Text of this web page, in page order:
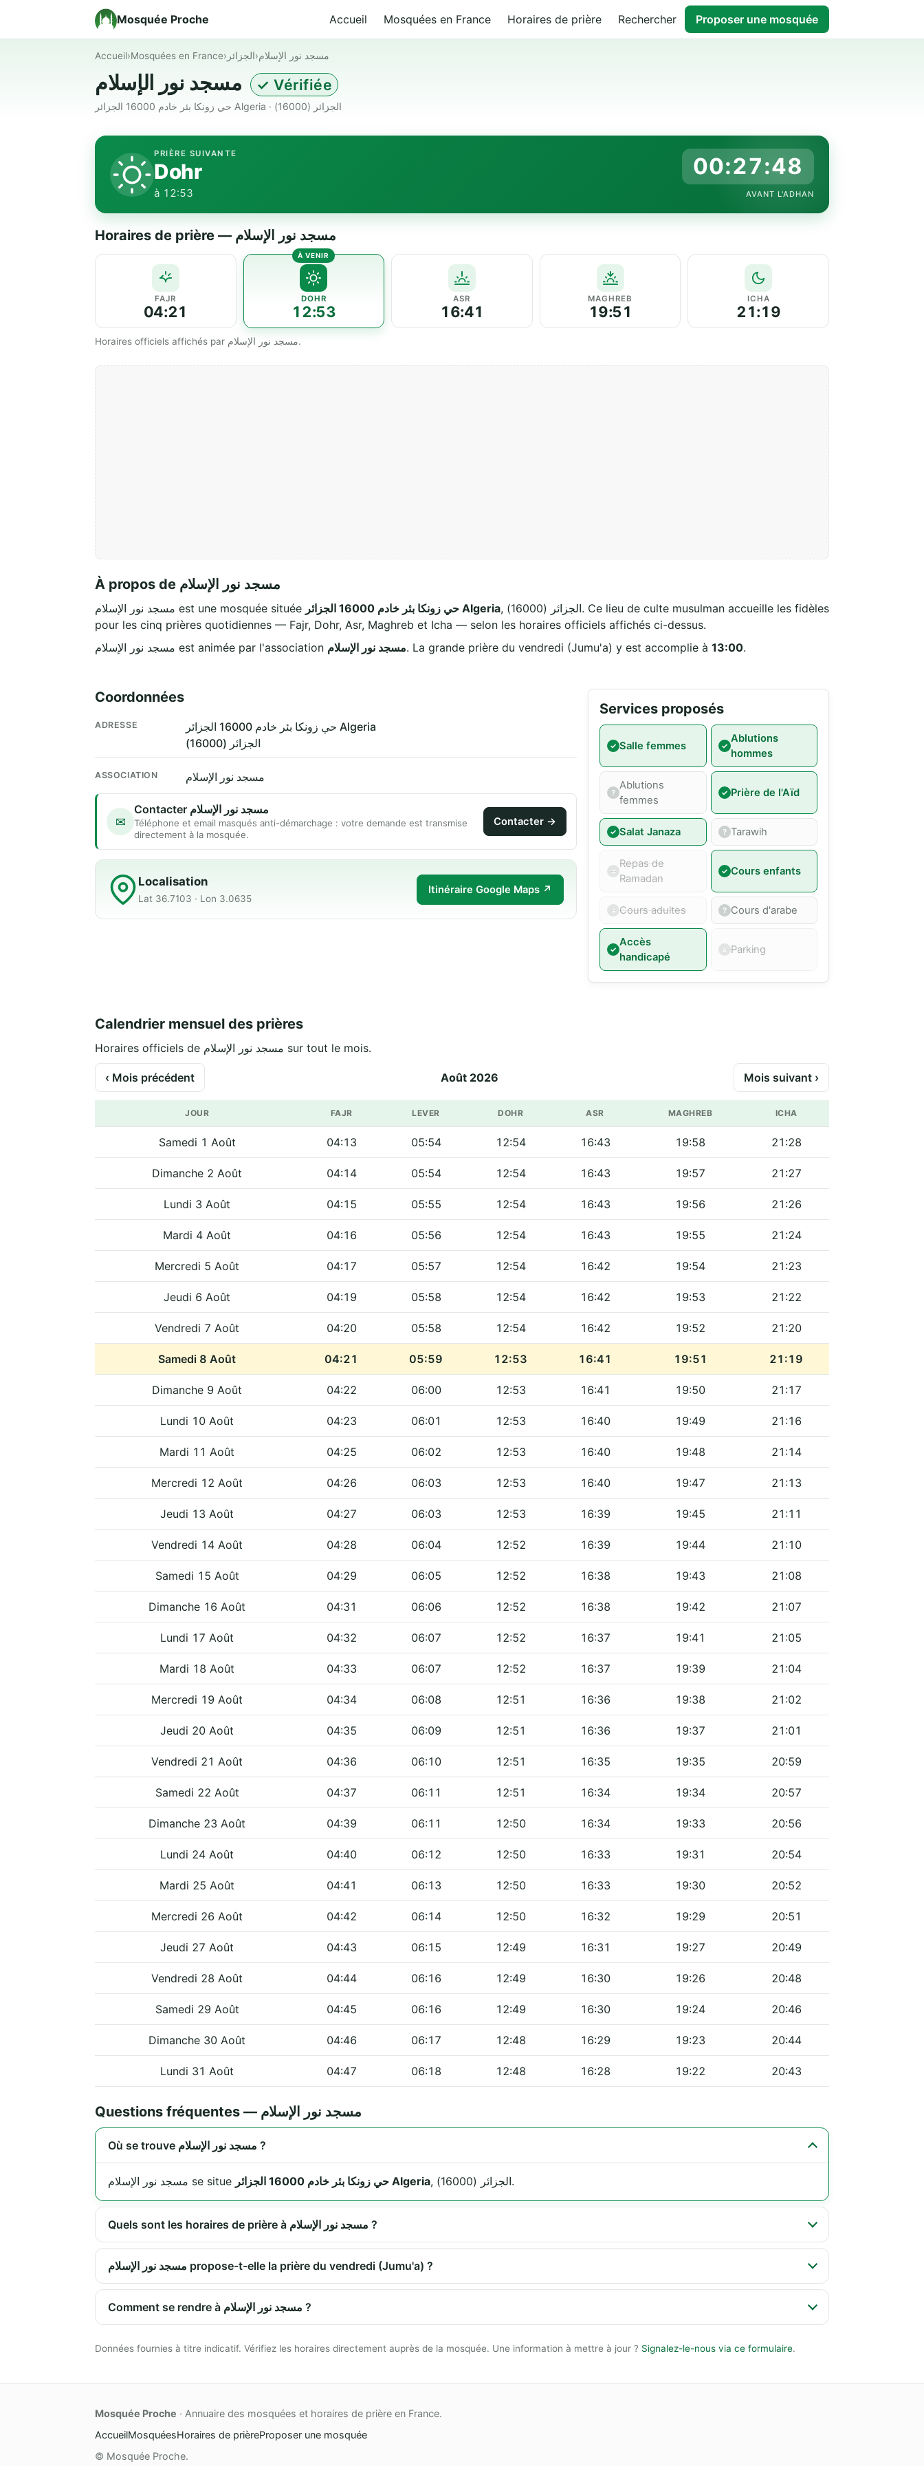
Mosquée Proche Accueil Mosquées en France Horaires de prière Rechercher Proposer une mosquée
Accueil›Mosquées en France› الجزائر›مسجد نور الإسلام
✓ Vérifiée
حي زونكا بئر خادم 16000 الجزائر Algeria · الجزائر (16000)
PRIÈRE SUIVANTE
Dohr
à 12:53
00:27:47
AVANT L'ADHAN
Horaires de prière — مسجد نور الإسلام
FAJR
04:21
DOHR
12:53
ASR
16:41
MAGHREB
19:51
ICHA
21:19
Horaires officiels affichés par مسجد نور الإسلام.
À propos de مسجد نور الإسلام
مسجد نور الإسلام est une mosquée située حي زونكا بئر خادم 16000 الجزائر Algeria, الجزائر (16000). Ce lieu de culte musulman accueille les fidèles
pour les cinq prières quotidiennes — Fajr, Dohr, Asr, Maghreb et Icha — selon les horaires officiels affichés ci-dessus.
مسجد نور الإسلام est animée par l'association مسجد نور الإسلام. La grande prière du vendredi (Jumu'a) y est accomplie à 13:00.
Coordonnées
ADRESSE
حي زونكا بئر خادم 16000 الجزائر Algeria
الجزائر (16000)
ASSOCIATION مسجد نور الإسلام
✉
Contacter مسجد نور الإسلام
Téléphone et email masqués anti-démarchage : votre demande est transmise
directement à la mosquée.
Contacter →
Localisation
Lat 36.7103 · Lon 3.0635
Itinéraire Google Maps ↗
Services proposés
Salle femmes
Ablutions
hommes
Ablutions
femmes
Prière de l'Aïd
Salat Janaza Tarawih
Repas de
Ramadan
Cours enfants
Cours adultes Cours d'arabe
Accès
handicapé
Parking
Calendrier mensuel des prières
Horaires officiels de مسجد نور الإسلام sur tout le mois.
‹ Mois précédent Août 2026 Mois suivant ›
JOUR FAJR LEVER DOHR ASR MAGHREB ICHA
Samedi 1 Août 04:13 05:54 12:54 16:43 19:58 21:28
Dimanche 2 Août 04:14 05:54 12:54 16:43 19:57 21:27
Lundi 3 Août 04:15 05:55 12:54 16:43 19:56 21:26
Mardi 4 Août 04:16 05:56 12:54 16:43 19:55 21:24
Mercredi 5 Août 04:17 05:57 12:54 16:42 19:54 21:23
Jeudi 6 Août 04:19 05:58 12:54 16:42 19:53 21:22
Vendredi 7 Août 04:20 05:58 12:54 16:42 19:52 21:20
Samedi 8 Août 04:21 05:59 12:53 16:41 19:51 21:19
Dimanche 9 Août 04:22 06:00 12:53 16:41 19:50 21:17
Lundi 10 Août 04:23 06:01 12:53 16:40 19:49 21:16
Mardi 11 Août 04:25 06:02 12:53 16:40 19:48 21:14
Mercredi 12 Août 04:26 06:03 12:53 16:40 19:47 21:13
Jeudi 13 Août 04:27 06:03 12:53 16:39 19:45 21:11
Vendredi 14 Août 04:28 06:04 12:52 16:39 19:44 21:10
Samedi 15 Août 04:29 06:05 12:52 16:38 19:43 21:08
Dimanche 16 Août 04:31 06:06 12:52 16:38 19:42 21:07
Lundi 17 Août 04:32 06:07 12:52 16:37 19:41 21:05
Mardi 18 Août 04:33 06:07 12:52 16:37 19:39 21:04
Mercredi 19 Août 04:34 06:08 12:51 16:36 19:38 21:02
Jeudi 20 Août 04:35 06:09 12:51 16:36 19:37 21:01
Vendredi 21 Août 04:36 06:10 12:51 16:35 19:35 20:59
Samedi 22 Août 04:37 06:11 12:51 16:34 19:34 20:57
Dimanche 23 Août 04:39 06:11 12:50 16:34 19:33 20:56
Lundi 24 Août 04:40 06:12 12:50 16:33 19:31 20:54
Mardi 25 Août 04:41 06:13 12:50 16:33 19:30 20:52
Mercredi 26 Août 04:42 06:14 12:50 16:32 19:29 20:51
Jeudi 27 Août 04:43 06:15 12:49 16:31 19:27 20:49
Vendredi 28 Août 04:44 06:16 12:49 16:30 19:26 20:48
Samedi 29 Août 04:45 06:16 12:49 16:30 19:24 20:46
Dimanche 30 Août 04:46 06:17 12:48 16:29 19:23 20:44
Lundi 31 Août 04:47 06:18 12:48 16:28 19:22 20:43
Questions fréquentes — مسجد نور الإسلام
Où se trouve مسجد نور الإسلام ?
مسجد نور الإسلام se situe حي زونكا بئر خادم 16000 الجزائر Algeria , الجزائر (16000).
Quels sont les horaires de prière à مسجد نور الإسلام ?
مسجد نور الإسلام propose-t-elle la prière du vendredi (Jumu'a) ?
Comment se rendre à مسجد نور الإسلام ?
Données fournies à titre indicatif. Vérifiez les horaires directement auprès de la mosquée. Une information à mettre à jour ? Signalez-le-nous via ce formulaire.
Mosquée Proche · Annuaire des mosquées et horaires de prière en France.
AccueilMosquéesHoraires de prièreProposer une mosquée
© Mosquée Proche.